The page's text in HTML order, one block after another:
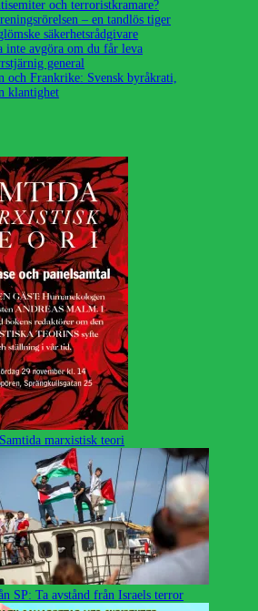
och terroristkramare?
– en tandlös tiger
säkerhetsrådgivare
inte avgöra om du får leva
general
och Frankrike: Svensk byråkrati,
klantighet
marxistisk teori
SP: Ta avstånd från Israels terror